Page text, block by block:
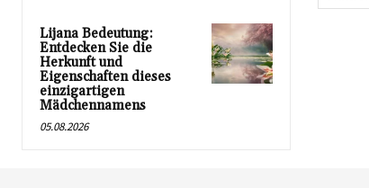
Lijana Bedeutung:
Entdecken Sie die
Herkunft und
Eigenschaften dieses
einzigartigen
Mädchennamens
05.08.2026